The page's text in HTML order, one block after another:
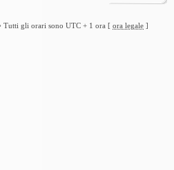
Tutti gli orari sono UTC + 1 ora [ ora legale ]